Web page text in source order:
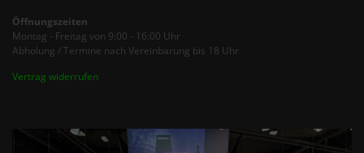
Öffnungszeiten
Montag - Freitag von 9:00 - 16:00 Uhr
Abholung / Termine nach Vereinbarung bis 18 Uhr
Vertrag widerrufen